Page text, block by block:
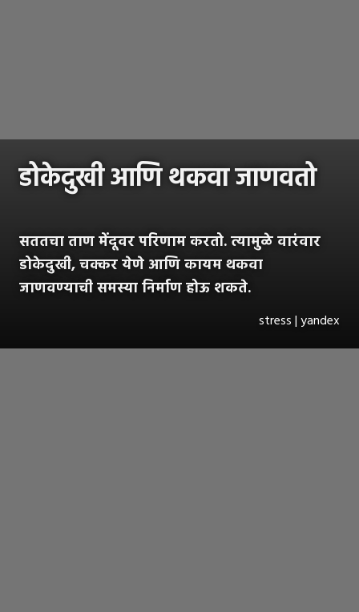
डोकेदुखी आणि थकवा जाणवतो
सततचा ताण मेंदूवर परिणाम करतो. त्यामुळे वारंवार
डोकेदुखी, चक्कर येणे आणि कायम थकवा
जाणवण्याची समस्या निर्माण होऊ शकते.
stress | yandex